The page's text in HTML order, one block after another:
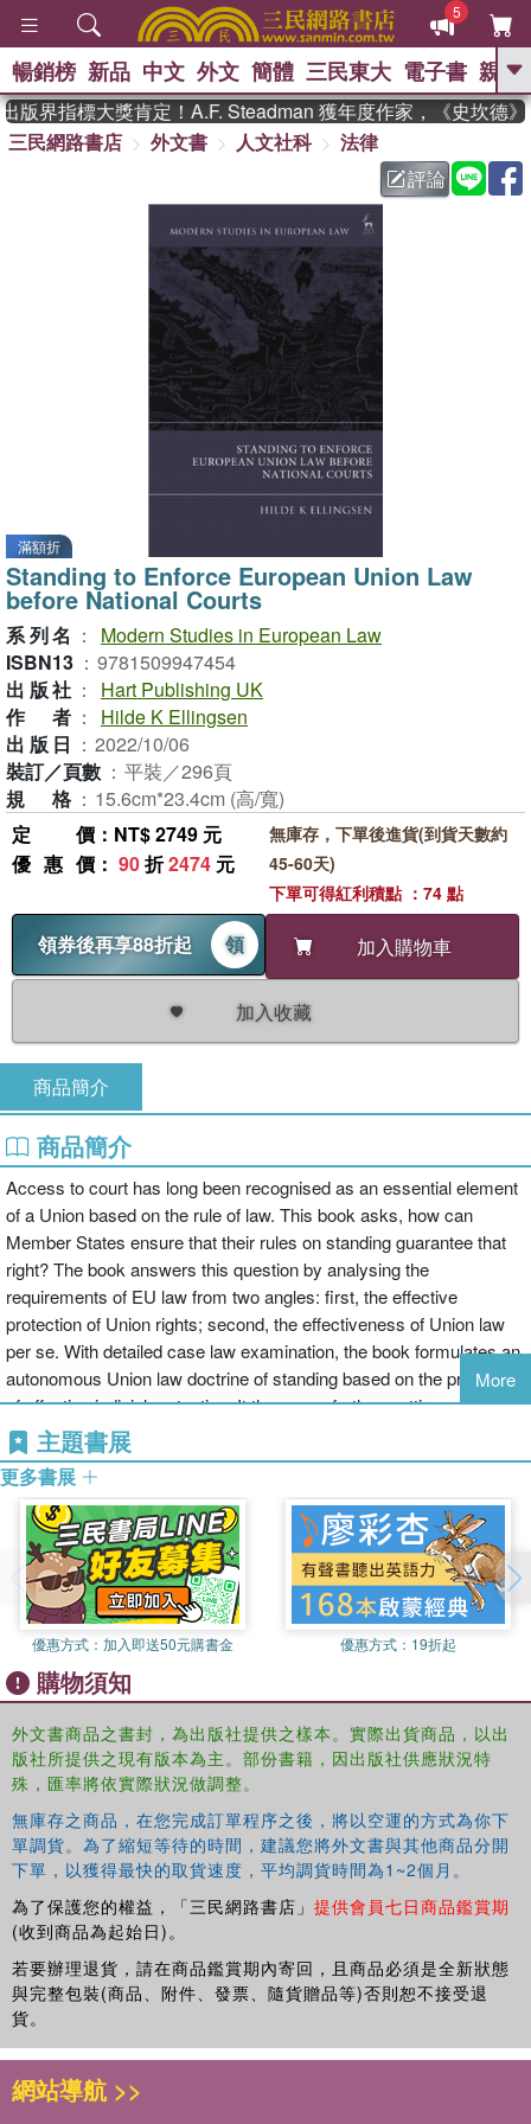
5
GO
熱搜： 東野圭吾 、
父親節 、 如果歷
暑期推薦 、 國際布克
方念華
登輝時代 、 數學女孩：黎曼猜想
偉大的迷走神經
暢銷榜 新品 中文 外文 簡體 三民東大 電子書 親子
界指標大獎肯定！A.F. Steadman 獲年度作家，《史坎德》
三民網路書店
外文書 人文社科
法律
評論
滿額折
Standing to Enforce European Union Law
before National Courts
系列名 ：
Modern Studies in European Law
ISBN13 ： 9781509947454
出版社 ：
Hart Publishing UK
作者 ：
Hilde K Ellingsen
出版日 ： 2022/10/06
裝訂／頁數 ： 平裝／296頁
規格 ： 15.6cm*23.4cm (高/寬)
定價 ：NT$ 2749 元
優惠價 ： 90折2474 元
領券後再享88折起 領 加入購物車
加入收藏
無庫存，下單後進貨(到貨天數約
45-60天)
下單可得紅利積點 ：74 點
商品簡介
商品簡介
Access to court has long been recognised as an essential element
of a Union based on the rule of law. This book asks, how can
Member States ensure that their rules on standing guarantee that
right? The book answers this question by analysing the
requirements of EU law from two angles: first, the effective
protection of Union rights; second, the effectiveness of Union law
per se. With detailed case law examination, the book formulates an
autonomous Union law doctrine of standing based on the principle
of effective judicial protection. It then goes further, setting out an
effectiveness test of Member States’ enforcement mechanisms, to
ensure that EU law is rendered operative in practice. This is a
rigorous study on a question of immense importance.
More
主題書展
更多書展
優惠方式： 加入即送50元購書金 優惠方式： 19折起
購物須知
外文書商品之書封，為出版社提供之樣本。實際出貨商品，以出
版社所提供之現有版本為主。部份書籍，因出版社供應狀況特
殊，匯率將依實際狀況做調整。
無庫存之商品，在您完成訂單程序之後，將以空運的方式為你下
單調貨。為了縮短等待的時間，建議您將外文書與其他商品分開
下單，以獲得最快的取貨速度，平均調貨時間為1~2個月。
為了保護您的權益，「三民網路書店」 提供會員七日商品鑑賞期
(收到商品為起始日)。
若要辦理退貨，請在商品鑑賞期內寄回，且商品必須是全新狀態
與完整包裝(商品、附件、發票、隨貨贈品等)否則恕不接受退
貨。
網站導航 >>